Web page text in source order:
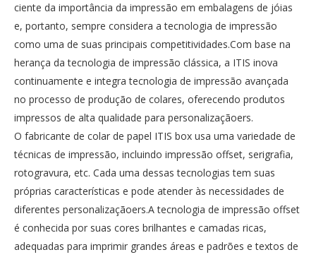
ciente da importância da impressão em embalagens de jóias
e, portanto, sempre considera a tecnologia de impressão
como uma de suas principais competitividades.Com base na
herança da tecnologia de impressão clássica, a ITIS inova
continuamente e integra tecnologia de impressão avançada
no processo de produção de colares, oferecendo produtos
impressos de alta qualidade para personalizaçãoers.
O fabricante de colar de papel ITIS box usa uma variedade de
técnicas de impressão, incluindo impressão offset, serigrafia,
rotogravura, etc. Cada uma dessas tecnologias tem suas
próprias características e pode atender às necessidades de
diferentes personalizaçãoers.A tecnologia de impressão offset
é conhecida por suas cores brilhantes e camadas ricas,
adequadas para imprimir grandes áreas e padrões e textos de